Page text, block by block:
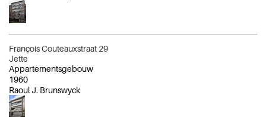
François Couteauxstraat 29
Jette
Appartementsgebouw
1960
Raoul J. Brunswyck